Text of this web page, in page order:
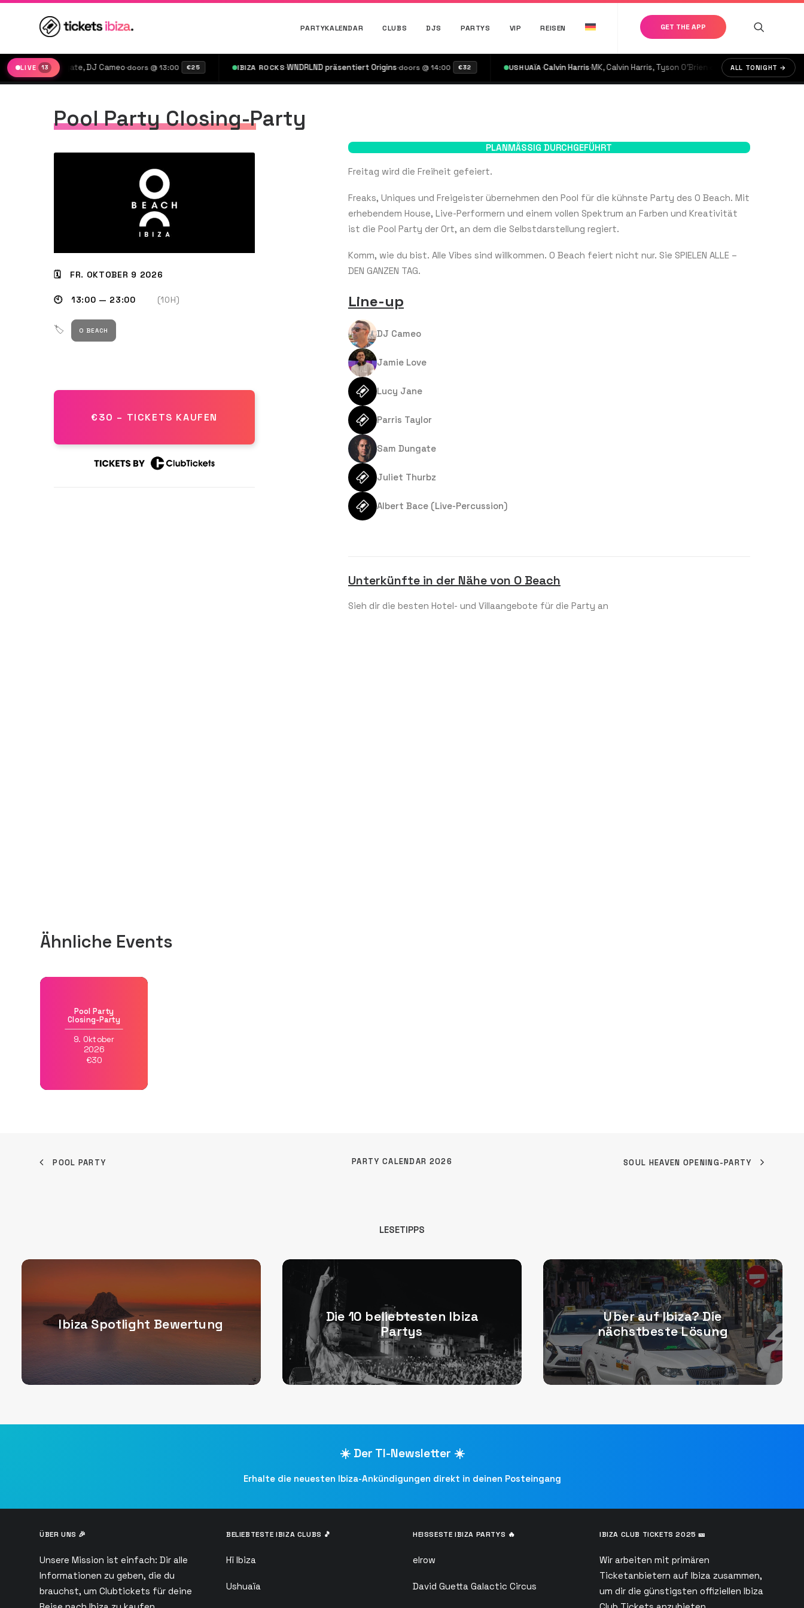
PARTYKALENDAR CLUBS DJS PARTYS VIP REISEN GET THE APP
LIVE 13
Sam Dungate, DJ Cameo·doors @ 13:00 €25 IBIZA ROCKS·WNDRLND präsentiert Origins·doors @ 14:00 €32 USHUAÏA·Calvin Harris·MK, Calvin Harris, Tyson O'Brien·doors @ 17:00 €125
ALL TONIGHT →
Pool Party Closing-Party
PLANMÄSSIG DURCHGEFÜHRT
Freitag wird die Freiheit gefeiert.
Freaks, Uniques und Freigeister übernehmen den Pool für die kühnste Party des O Beach. Mit
erhebendem House, Live-Performern und einem vollen Spektrum an Farben und Kreativität
ist die Pool Party der Ort, an dem die Selbstdarstellung regiert.
Komm, wie du bist. Alle Vibes sind willkommen. O Beach feiert nicht nur. Sie SPIELEN ALLE –
DEN GANZEN TAG.
Line-up
DJ Cameo
Jamie Love
Lucy Jane
Parris Taylor
Sam Dungate
Juliet Thurbz
Albert Bace (Live-Percussion)
Unterkünfte in der Nähe von O Beach
Sieh dir die besten Hotel- und Villaangebote für die Party an
🗓 FR. OKTOBER 9 2026
🕙 13:00 — 23:00 (10H)
🏷 O BEACH
€30 – TICKETS KAUFEN
Ähnliche Events
Pool Party
Closing-Party
9. Oktober
2026
€30
POOL PARTY PARTY CALENDAR 2026 SOUL HEAVEN OPENING-PARTY
LESETIPPS
Ibiza Spotlight Bewertung
Die 10 beliebtesten Ibiza
Partys
Uber auf Ibiza? Die
nächstbeste Lösung
☀️ Der TI-Newsletter ☀️
Erhalte die neuesten Ibiza-Ankündigungen direkt in deinen Posteingang
ÜBER UNS 🎉
Unsere Mission ist einfach: Dir alle
Informationen zu geben, die du
brauchst, um Clubtickets für deine
BELIEBTESTE IBIZA CLUBS 🎵
Hï Ibiza
Ushuaïa
HEISSESTE IBIZA PARTYS 🔥
elrow
David Guetta Galactic Circus
IBIZA CLUB TICKETS 2025 🎫
Wir arbeiten mit primären
Ticketanbietern auf Ibiza zusammen,
um dir die günstigsten offiziellen Ibiza